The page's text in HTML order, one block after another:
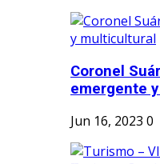
Coronel
emergente
Jun 16, 2023 0